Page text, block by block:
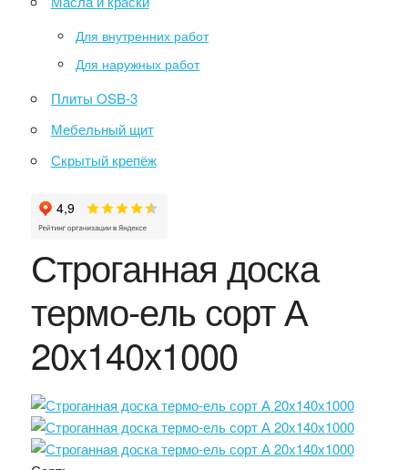
Для внутренних работ
Для наружных работ
Плиты OSB-3
Мебельный щит
Скрытый крепёж
Строганная доска
термо-ель сорт А
20х140х1000